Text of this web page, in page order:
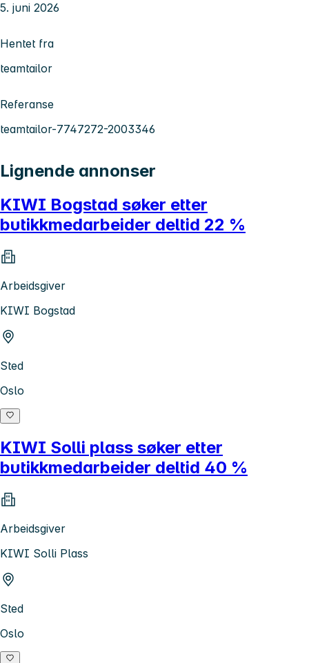
5. juni 2026
Hentet fra
teamtailor
Referanse
teamtailor-7747272-2003346
Lignende annonser
KIWI Bogstad søker etter
butikkmedarbeider deltid 22 %
Arbeidsgiver
KIWI Bogstad
Sted
Oslo
KIWI Solli plass søker etter
butikkmedarbeider deltid 40 %
Arbeidsgiver
KIWI Solli Plass
Sted
Oslo